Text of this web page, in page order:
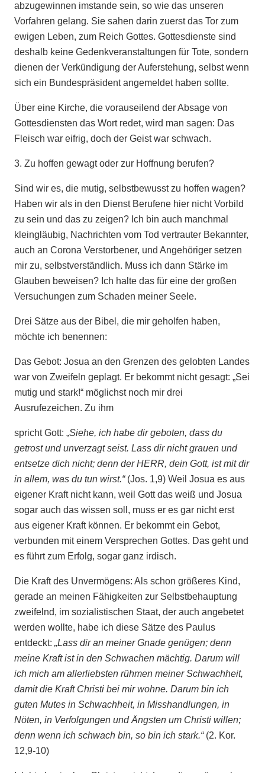
abzugewinnen imstande sein, so wie das unseren
Vorfahren gelang. Sie sahen darin zuerst das Tor zum
ewigen Leben, zum Reich Gottes. Gottesdienste sind
deshalb keine Gedenkveranstaltungen für Tote, sondern
dienen der Verkündigung der Auferstehung, selbst wenn
sich ein Bundespräsident angemeldet haben sollte.
Über eine Kirche, die vorauseilend der Absage von
Gottesdiensten das Wort redet, wird man sagen: Das
Fleisch war eifrig, doch der Geist war schwach.
3. Zu hoffen gewagt oder zur Hoffnung berufen?
Sind wir es, die mutig, selbstbewusst zu hoffen wagen?
Haben wir als in den Dienst Berufene hier nicht Vorbild
zu sein und das zu zeigen? Ich bin auch manchmal
kleingläubig, Nachrichten vom Tod vertrauter Bekannter,
auch an Corona Verstorbener, und Angehöriger setzen
mir zu, selbstverständlich. Muss ich dann Stärke im
Glauben beweisen? Ich halte das für eine der großen
Versuchungen zum Schaden meiner Seele.
Drei Sätze aus der Bibel, die mir geholfen haben,
möchte ich benennen:
Das Gebot: Josua an den Grenzen des gelobten Landes
war von Zweifeln geplagt. Er bekommt nicht gesagt: „Sei
mutig und stark!“ möglichst noch mir drei
Ausrufezeichen. Zu ihm
spricht Gott: „Siehe, ich habe dir geboten, dass du
getrost und unverzagt seist. Lass dir nicht grauen und
entsetze dich nicht; denn der HERR, dein Gott, ist mit dir
in allem, was du tun wirst.“ (Jos. 1,9) Weil Josua es aus
eigener Kraft nicht kann, weil Gott das weiß und Josua
sogar auch das wissen soll, muss er es gar nicht erst
aus eigener Kraft können. Er bekommt ein Gebot,
verbunden mit einem Versprechen Gottes. Das geht und
es führt zum Erfolg, sogar ganz irdisch.
Die Kraft des Unvermögens: Als schon größeres Kind,
gerade an meinen Fähigkeiten zur Selbstbehauptung
zweifelnd, im sozialistischen Staat, der auch angebetet
werden wollte, habe ich diese Sätze des Paulus
entdeckt: „Lass dir an meiner Gnade genügen; denn
meine Kraft ist in den Schwachen mächtig. Darum will
ich mich am allerliebsten rühmen meiner Schwachheit,
damit die Kraft Christi bei mir wohne. Darum bin ich
guten Mutes in Schwachheit, in Misshandlungen, in
Nöten, in Verfolgungen und Ängsten um Christi willen;
denn wenn ich schwach bin, so bin ich stark.“ (2. Kor.
12,9-10)